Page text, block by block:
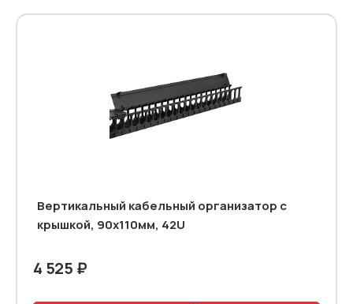
Вертикальный кабельный организатор с
крышкой, 90х110мм, 42U
4 525 ₽